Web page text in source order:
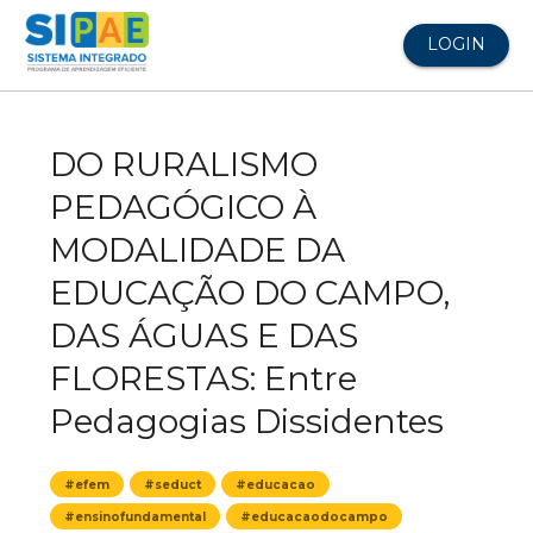
LOGIN
DO RURALISMO
PEDAGÓGICO À
MODALIDADE DA
EDUCAÇÃO DO CAMPO,
DAS ÁGUAS E DAS
FLORESTAS: Entre
Pedagogias Dissidentes
#efem #seduct #educacao
#ensinofundamental #educacaodocampo